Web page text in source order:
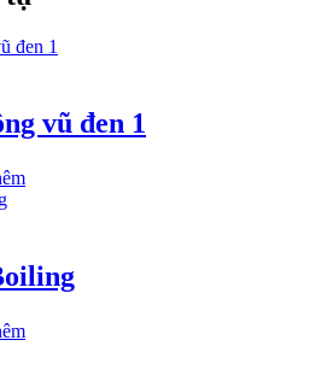
vũ đen 1